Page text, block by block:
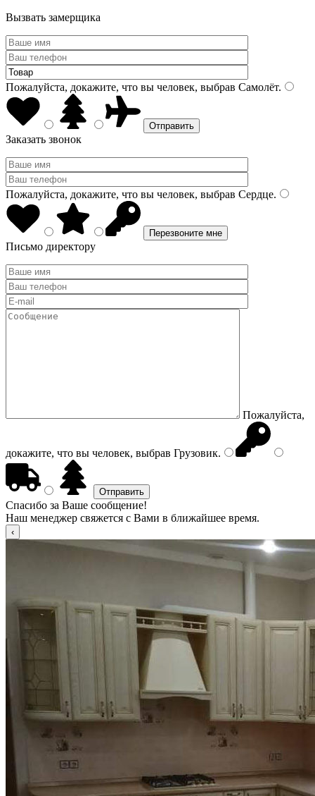
Вызвать замерщика
Пожалуйста, докажите, что вы человек, выбрав Самолёт.
Заказать звонок
Пожалуйста, докажите, что вы человек, выбрав Сердце.
Письмо директору
Пожалуйста,
докажите, что вы человек, выбрав Грузовик.
Спасибо за Ваше сообщение!
Наш менеджер свяжется с Вами в ближайшее время.